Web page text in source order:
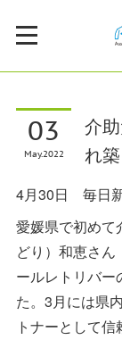
03
May2022
介
れ
4月30日 毎日
愛媛県で初めて
どり）和恵さ
ールレトリバー
た。3月には県
トナーとして